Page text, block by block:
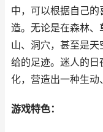
中，可以根据自己的
造。无论是在森林
山、洞穴，甚至是天
给的足迹。迷人的
化，营造出一种生动
游戏特色：